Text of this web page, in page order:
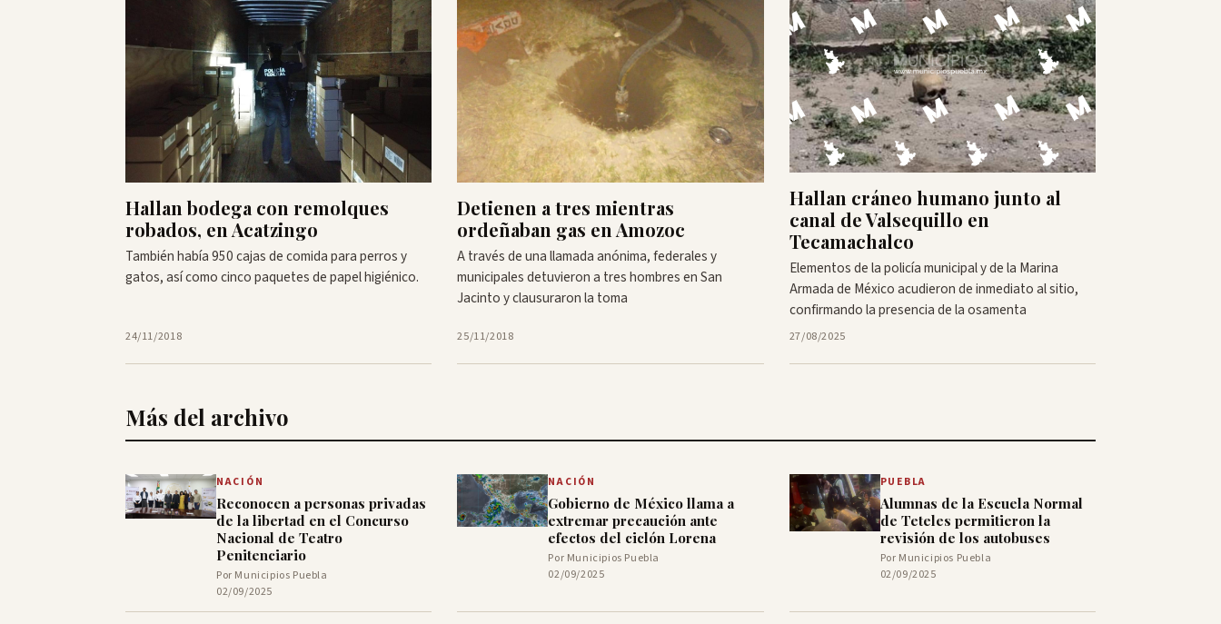
Hallan bodega con remolques
robados, en Acatzingo
También había 950 cajas de comida para perros y
gatos, así como cinco paquetes de papel higiénico.
24/11/2018
Detienen a tres mientras
ordeñaban gas en Amozoc
A través de una llamada anónima, federales y
municipales detuvieron a tres hombres en San
Jacinto y clausuraron la toma
25/11/2018
Hallan cráneo humano junto al
canal de Valsequillo en
Tecamachalco
Elementos de la policía municipal y de la Marina
Armada de México acudieron de inmediato al sitio,
confirmando la presencia de la osamenta
27/08/2025
Más del archivo
NACIÓN
Reconocen a personas privadas
de la libertad en el Concurso
Nacional de Teatro
Penitenciario
Por Municipios Puebla
02/09/2025
NACIÓN
Gobierno de México llama a
extremar precaución ante
efectos del ciclón Lorena
Por Municipios Puebla
02/09/2025
PUEBLA
Alumnas de la Escuela Normal
de Teteles permitieron la
revisión de los autobuses
Por Municipios Puebla
02/09/2025